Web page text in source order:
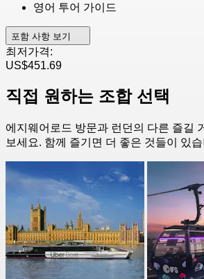
영어 투어 가이드
포함 사항 보기
최저가격:
US$451.69
직접 원하는 조합 선택
에지웨어로드 방문과 런던의 다른 즐길
보세요. 함께 즐기면 더 좋은 것들이 있